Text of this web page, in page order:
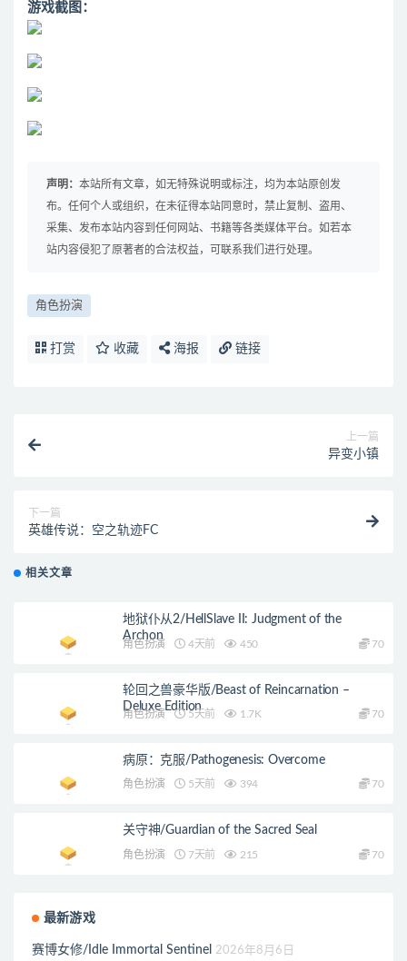
游戏截图：
声明： 本站所有文章，如无特殊说明或标注，均为本站原创发
布。任何个人或组织，在未征得本站同意时，禁止复制、盗用、
采集、发布本站内容到任何网站、书籍等各类媒体平台。如若本
站内容侵犯了原著者的合法权益，可联系我们进行处理。
角色扮演
打赏 收藏 海报 链接
上一篇
异变小镇
下一篇
英雄传说：空之轨迹FC
相关文章
地狱仆从2/HellSlave II: Judgment of the
Archon
角色扮演 4天前 450 70
轮回之兽豪华版/Beast of Reincarnation –
Deluxe Edition
角色扮演 5天前 1.7K 70
病原：克服/Pathogenesis: Overcome
角色扮演 5天前 394 70
关守神/Guardian of the Sacred Seal
角色扮演 7天前 215 70
最新游戏
赛博女修/Idle Immortal Sentinel 2026年8月6日